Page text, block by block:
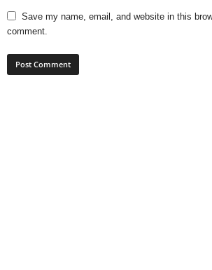
Save my name, email, and website in this
comment.